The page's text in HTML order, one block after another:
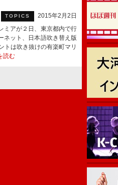
TOPICS
2015年2月2日
ミアが２日、東京都内で行
ネット、日本語吹き替え版
は吹き抜けの有楽町マリ
読む